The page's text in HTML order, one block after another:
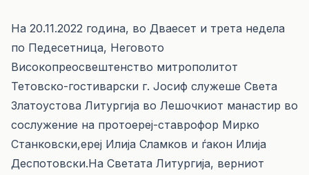
На 20.11.2022 година, во Дваесет и трета недела
по Педесетница, Неговото
Високопреосвештенство митрополитот
Тетовско-гостиварски г. Јосиф служеше Света
Златоустова Литургија во Лешочкиот манастир во
сослужение на протоереј-ставрофор Мирко
Станковски,ереј Илија Сламков и ѓакон Илија
Деспотовски.На Светата Литургија, верниот